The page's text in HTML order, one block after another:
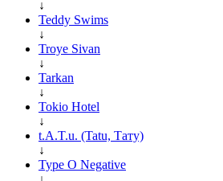
↓
Teddy Swims
↓
Troye Sivan
↓
Tarkan
↓
Tokio Hotel
↓
t.A.T.u. (Tatu, Тату)
↓
Type O Negative